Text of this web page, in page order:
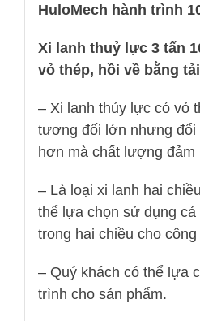
HuloMech hành trình
Xi lanh thuỷ lực 3 tấn
vỏ thép, hồi về bằng
– Xi lanh thủy lực có vỏ
tương đối lớn nhưng đổi
hơn mà chất lượng đảm
– Là loại xi lanh hai
thể lựa chọn sử dụng cả
trong hai chiều cho công
– Quý khách có thể lựa
trình cho sản phẩm.